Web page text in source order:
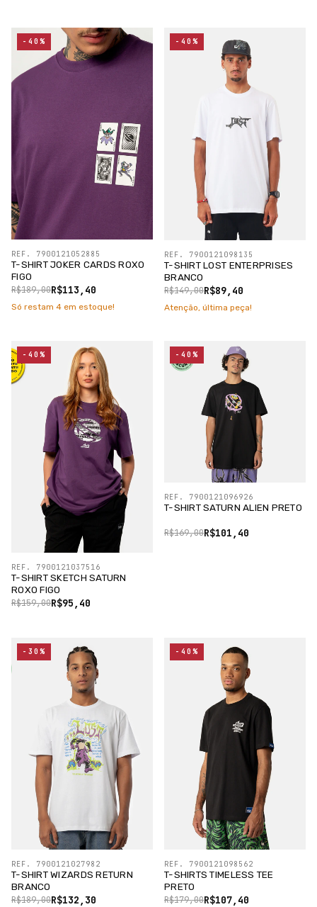
T-SHIRT JOKER CARDS ROXO
FIGO
R$113,40
R$189,00
REF. 7900121052885
-40%
Só restam 4 em estoque!
T-SHIRT LOST ENTERPRISES
BRANCO
R$89,40
R$149,00
REF. 7900121098135
-40%
Atenção, última peça!
T-SHIRT SKETCH SATURN
ROXO FIGO
R$95,40
R$159,00
REF. 7900121037516
-40%
T-SHIRT SATURN ALIEN PRETO
R$101,40
R$169,00
REF. 7900121096926
-40%
T-SHIRT WIZARDS RETURN
BRANCO
R$132,30
R$189,00
REF. 7900121027982
-30%
T-SHIRTS TIMELESS TEE
PRETO
R$107,40
R$179,00
REF. 7900121098562
-40%